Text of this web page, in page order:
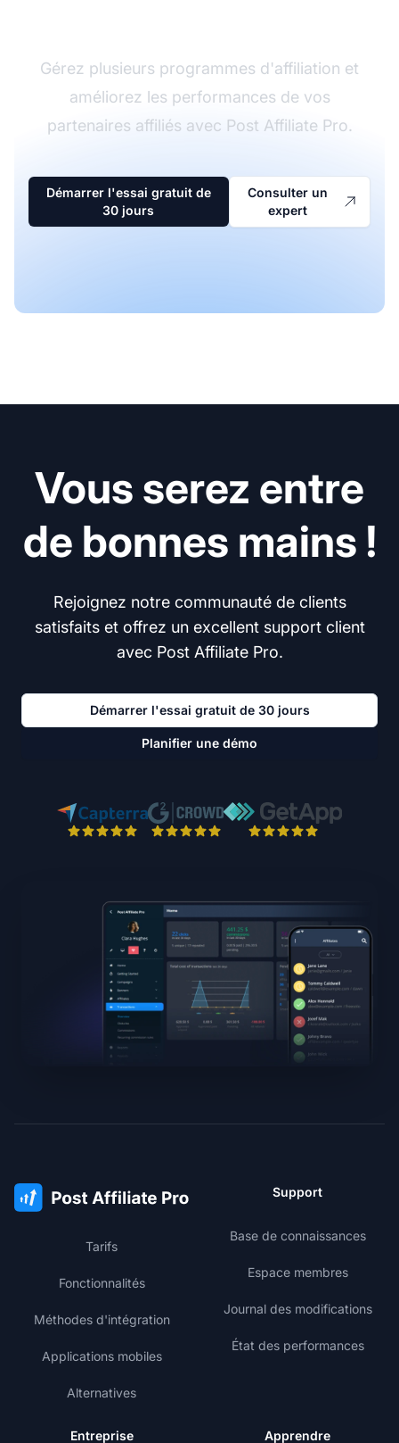
Gérez plusieurs programmes d'affiliation et
améliorez les performances de vos
partenaires affiliés avec Post Affiliate Pro.
Démarrer l'essai gratuit de
30 jours
Consulter un
expert
Vous serez entre
de bonnes mains !
Rejoignez notre communauté de clients
satisfaits et offrez un excellent support client
avec Post Affiliate Pro.
Démarrer l'essai gratuit de 30 jours
Planifier une démo
Tarifs
Fonctionnalités
Méthodes d'intégration
Applications mobiles
Alternatives
Support
Base de connaissances
Espace membres
Journal des modifications
État des performances
Entreprise Apprendre